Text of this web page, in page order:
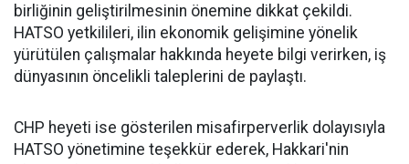
birliğinin geliştirilmesinin önemine dikkat çekildi.
HATSO yetkilileri, ilin ekonomik gelişimine yönelik
yürütülen çalışmalar hakkında heyete bilgi verirken, iş
dünyasının öncelikli taleplerini de paylaştı.
CHP heyeti ise gösterilen misafirperverlik dolayısıyla
HATSO yönetimine teşekkür ederek, Hakkari'nin